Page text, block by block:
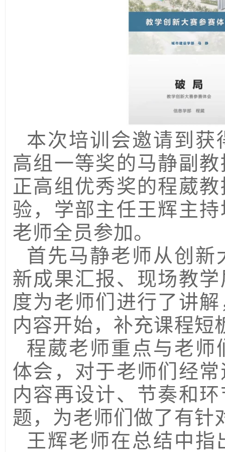
本次培训会邀请到获
高组一等奖的马静副
正高组优秀奖的程葳
验，学部主任王辉主
老师全员参加。
首先马静老师从创
新成果汇报、现场教
度为老师们进行了讲
内容开始，补充课程短
程葳老师重点与老师
体会，对于老师们经
内容再设计、节奏和
题，为老师们做了有针
王辉老师在总结中